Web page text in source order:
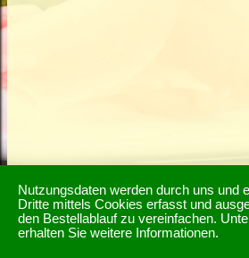
Nutzungsdaten werden durch uns und
Dritte mittels Cookies erfasst und
den Bestellablauf zu vereinfachen.
erhalten Sie weitere Informationen.